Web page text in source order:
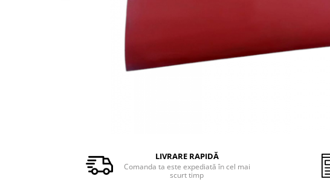
STATII DE BETOANE STETTER
LIVRARE RAPIDĂ
Comanda ta este expediată în cel mai
scurt timp